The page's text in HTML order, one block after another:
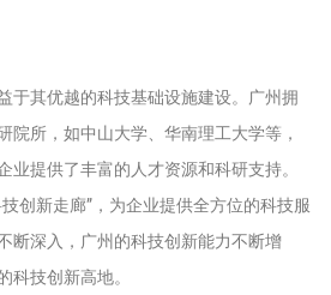
于其优越的科技基础设施建设。广州拥
院所，如中山大学、华南理工大学等，
业提供了丰富的人才资源和科研支持。
创新走廊”，为企业提供全方位的科技服
断深入，广州的科技创新能力不断增
科技创新高地。